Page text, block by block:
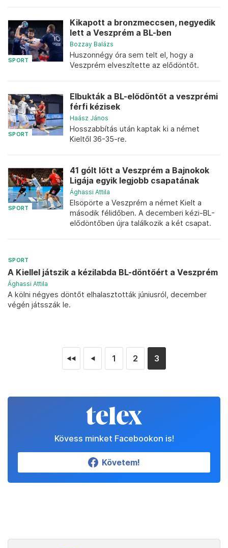
SPORT
Kikapott a bronzmeccsen, negyedik
lett a Veszprém a BL-ben
Bozzay Balázs
Huszonnégy óra sem telt el, hogy a
Veszprém elveszítette az elődöntőt.
SPORT
Elbukták a BL-elődöntőt a veszprémi
férfi kézisek
Haász János
Hosszabbítás után kaptak ki a német
Kieltől 36-35-re.
SPORT
41 gólt lőtt a Veszprém a Bajnokok
Ligája egyik legjobb csapatának
Ághassi Attila
Elsöpörte a Veszprém a német Kielt a
második félidőben. A decemberi kézi-BL-
elődöntőben újra találkozik a két csapat.
SPORT
A Kiellel játszik a kézilabda BL-döntőért a Veszprém
Ághassi Attila
A kölni négyes döntőt elhalasztották júniusról, december
végén játsszák le.
◄◄ ◄ 1 2 3
Kövess minket Facebookon is!
Követem!